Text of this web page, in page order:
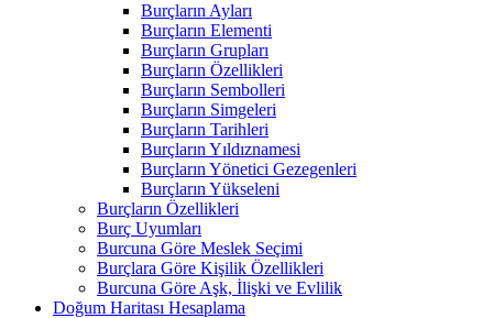
Burçların Ayları
Burçların Elementi
Burçların Grupları
Burçların Özellikleri
Burçların Sembolleri
Burçların Simgeleri
Burçların Tarihleri
Burçların Yıldıznamesi
Burçların Yönetici Gezegenleri
Burçların Yükseleni
Burçların Özellikleri
Burç Uyumları
Burcuna Göre Meslek Seçimi
Burçlara Göre Kişilik Özellikleri
Burcuna Göre Aşk, İlişki ve Evlilik
Doğum Haritası Hesaplama